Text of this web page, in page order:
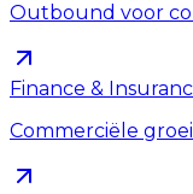
Outbound voor
Finance &
Commerciële